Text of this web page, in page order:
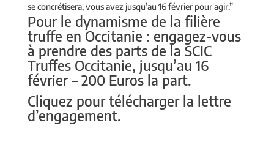
se concrétisera, vous avez jusqu’au 16 février pour agir.”
Pour le dynamisme de la filière
truffe en Occitanie : engagez-vous
à prendre des parts de la SCIC
Truffes Occitanie, jusqu’au 16
février – 200 Euros la part.
Cliquez pour télécharger la lettre
d’engagement.